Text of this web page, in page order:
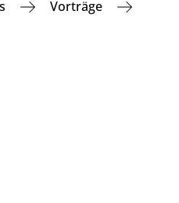
Vorträge